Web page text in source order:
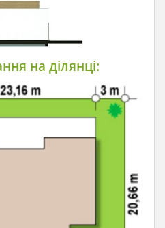
на ділянці: